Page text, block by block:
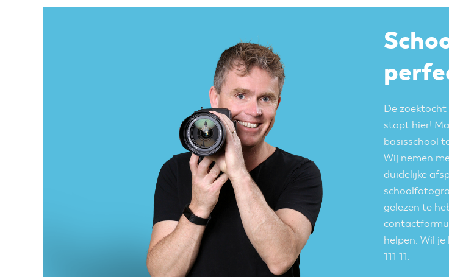
De
stopt hier!
basisschool
Wij nemen
duidelijke
gelezen te
helpen. Wil
111 11.